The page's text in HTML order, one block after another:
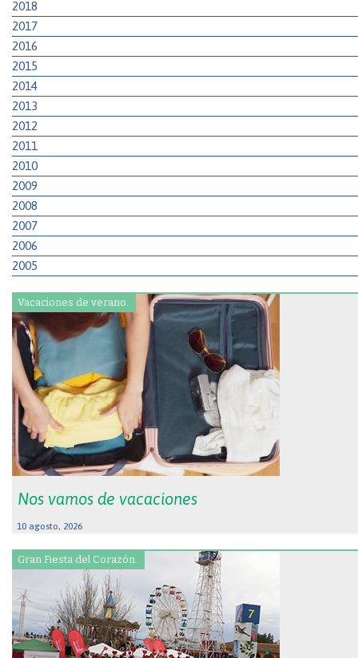
2018
2017
2016
2015
2014
2013
2012
2011
2010
2009
2008
2007
2006
2005
Vacaciones de verano.
Nos vamos de vacaciones
10 agosto, 2026
Gran Fiesta del Corazón.